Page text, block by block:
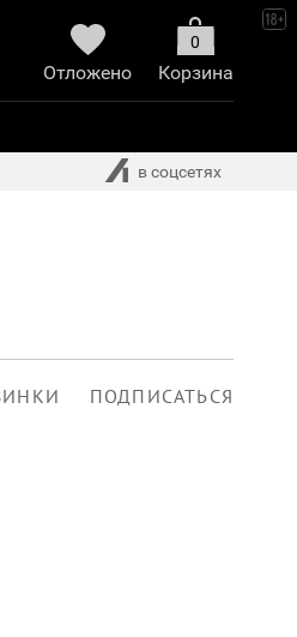
ПОДПИСАТЬСЯ
Отложено
0
Корзина
в соцсетях